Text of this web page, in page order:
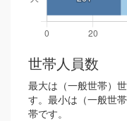
世帯人員数
最大は（一般世帯）
す。最小は（一般世
帯です。